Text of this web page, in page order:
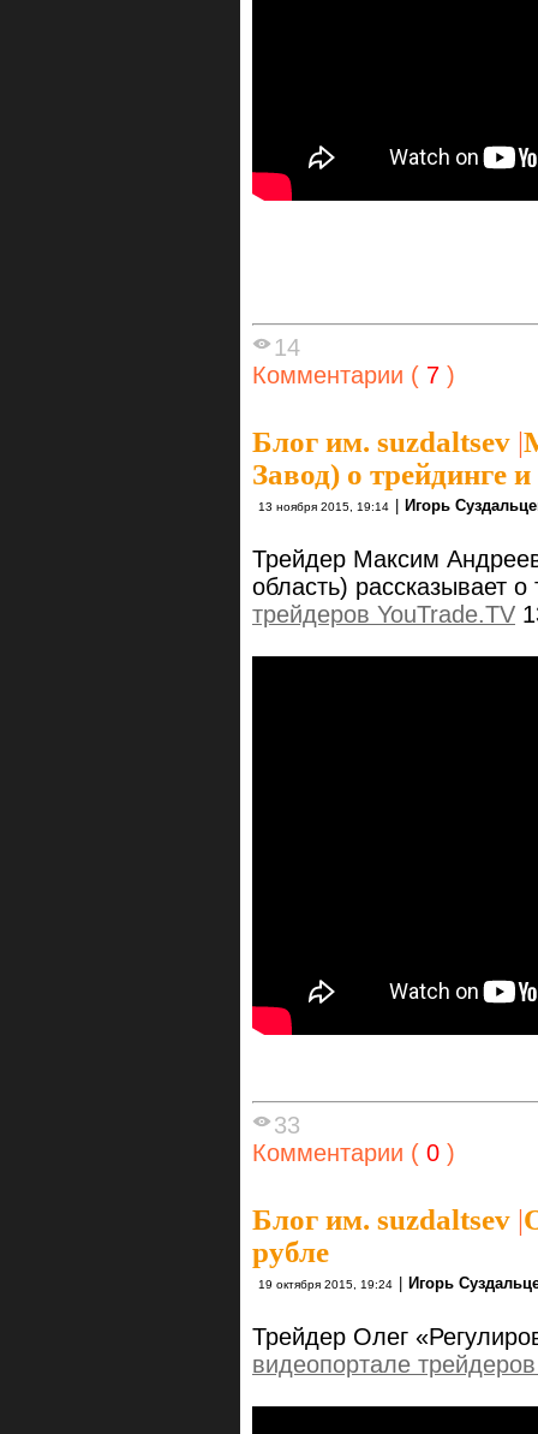
14
Комментарии ( 7 )
Блог им. suzdaltsev |
Завод) о трейдинге и
13 ноября 2015, 19:14 | Игорь
Трейдер Максим
область) рассказывает
трейдеров YouTrade.TV
33
Комментарии ( 0 )
Блог им. suzdaltsev |
рубле
19 октября 2015, 19:24 Игорь
Трейдер Олег
видеопортале